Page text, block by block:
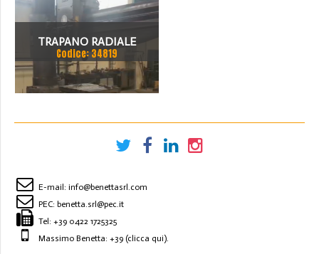
TRAPANO RADIALE
SBRACCIO 3000 MM. FORO
100 MM
Codice: 34819
E-mail: info@benettasrl.com
PEC: benetta.srl@pec.it
Tel: +39 0422 1725325
Massimo Benetta: +39 (clicca qui).